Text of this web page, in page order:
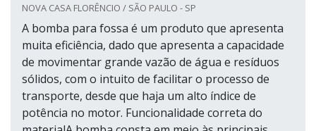
NOVA CASA FLORÊNCIO / SÃO PAULO - SP
A bomba para fossa é um produto que apresenta
muita eficiência, dado que apresenta a capacidade
de movimentar grande vazão de água e resíduos
sólidos, com o intuito de facilitar o processo de
transporte, desde que haja um alto índice de
potência no motor. Funcionalidade correta do